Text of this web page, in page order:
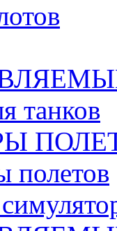
танков
полетов